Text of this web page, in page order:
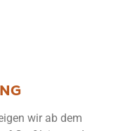
wir ab dem